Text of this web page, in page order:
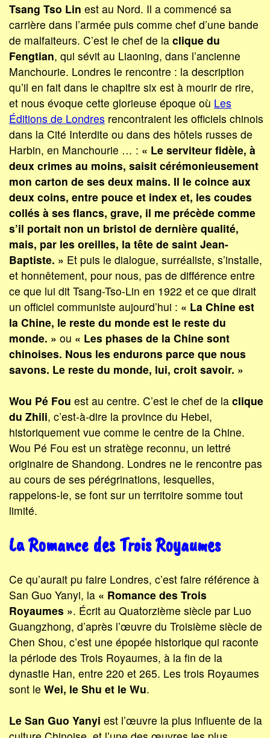
Tsang Tso Lin est au Nord. Il a commencé sa
carrière dans l’armée puis comme chef d’une bande
de malfaiteurs. C’est le chef de la clique du
Fengtian, qui sévit au Liaoning, dans l’ancienne
Manchourie. Londres le rencontre : la description
qu’il en fait dans le chapitre six est à mourir de rire,
et nous évoque cette glorieuse époque où Les
Éditions de Londres rencontraient les officiels chinois
dans la Cité Interdite ou dans des hôtels russes de
Harbin, en Manchourie … : « Le serviteur fidèle, à
deux crimes au moins, saisit cérémonieusement
mon carton de ses deux mains. Il le coince aux
deux coins, entre pouce et index et, les coudes
collés à ses flancs, grave, il me précède comme
s’il portait non un bristol de dernière qualité,
mais, par les oreilles, la tête de saint Jean-
Baptiste. » Et puis le dialogue, surréaliste, s’installe,
et honnêtement, pour nous, pas de différence entre
ce que lui dit Tsang-Tso-Lin en 1922 et ce que dirait
un officiel communiste aujourd’hui : « La Chine est
la Chine, le reste du monde est le reste du
monde. » ou « Les phases de la Chine sont
chinoises. Nous les endurons parce que nous
savons. Le reste du monde, lui, croit savoir. »
Wou Pé Fou est au centre. C’est le chef de la clique
du Zhili, c’est-à-dire la province du Hebei,
historiquement vue comme le centre de la Chine.
Wou Pé Fou est un stratège reconnu, un lettré
originaire de Shandong. Londres ne le rencontre pas
au cours de ses pérégrinations, lesquelles,
rappelons-le, se font sur un territoire somme tout
limité.
La Romance des Trois Royaumes
Ce qu’aurait pu faire Londres, c’est faire référence à
San Guo Yanyi, la « Romance des Trois
Royaumes ». Écrit au Quatorzième siècle par Luo
Guangzhong, d’après l’œuvre du Troisième siècle de
Chen Shou, c’est une épopée historique qui raconte
la période des Trois Royaumes, à la fin de la
dynastie Han, entre 220 et 265. Les trois Royaumes
sont le Wei, le Shu et le Wu.
Le San Guo Yanyi est l’œuvre la plus influente de la